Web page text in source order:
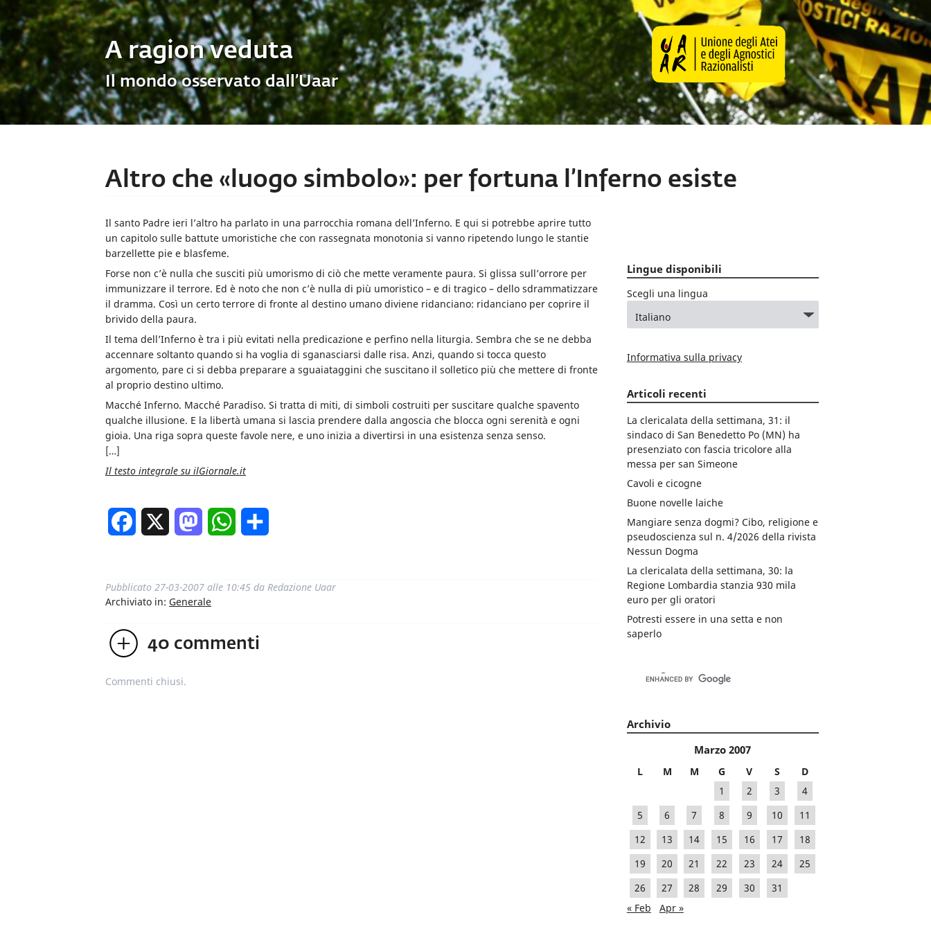
A ragion veduta
Il mondo osservato dall’Uaar
Altro che «luogo simbolo»: per fortuna l’Inferno esiste
Il santo Padre ieri l’altro ha parlato in una parrocchia romana dell’Inferno. E qui si potrebbe aprire tutto
un capitolo sulle battute umoristiche che con rassegnata monotonia si vanno ripetendo lungo le stantie
barzellette pie e blasfeme.
Forse non c’è nulla che susciti più umorismo di ciò che mette veramente paura. Si glissa sull’orrore per
immunizzare il terrore. Ed è noto che non c’è nulla di più umoristico – e di tragico – dello sdrammatizzare
il dramma. Così un certo terrore di fronte al destino umano diviene ridanciano: ridanciano per coprire il
brivido della paura.
Il tema dell’Inferno è tra i più evitati nella predicazione e perfino nella liturgia. Sembra che se ne debba
accennare soltanto quando si ha voglia di sganasciarsi dalle risa. Anzi, quando si tocca questo
argomento, pare ci si debba preparare a sguaiataggini che suscitano il solletico più che mettere di fronte
al proprio destino ultimo.
Macché Inferno. Macché Paradiso. Si tratta di miti, di simboli costruiti per suscitare qualche spavento
qualche illusione. E la libertà umana si lascia prendere dalla angoscia che blocca ogni serenità e ogni
gioia. Una riga sopra queste favole nere, e uno inizia a divertirsi in una esistenza senza senso.
[…]
Il testo integrale su ilGiornale.it
Facebook MastodonWhatsApp
Pubblicato 27-03-2007 alle 10:45 da Redazione Uaar
Archiviato in: Generale
40 commenti
Commenti chiusi.
Lingue disponibili
Scegli una lingua
Informativa sulla privacy
Articoli recenti
La clericalata della settimana, 31: il
sindaco di San Benedetto Po (MN) ha
presenziato con fascia tricolore alla
messa per san Simeone
Cavoli e cicogne
Buone novelle laiche
Mangiare senza dogmi? Cibo, religione e
pseudoscienza sul n. 4/2026 della rivista
Nessun Dogma
La clericalata della settimana, 30: la
Regione Lombardia stanzia 930 mila
euro per gli oratori
Potresti essere in una setta e non
saperlo
Archivio
Marzo 2007
L M M G V S
D
1
2 3
4
5
6 7 8 9 10
11
12
13 14 15 16 17
18
19
20 21 22 23 24
25
26
27 28 29 30
31
« Feb
Apr »